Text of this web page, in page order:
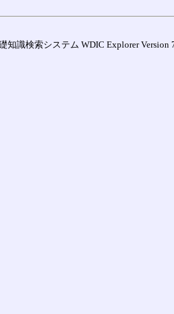
知識検索システム WDIC Explorer Version